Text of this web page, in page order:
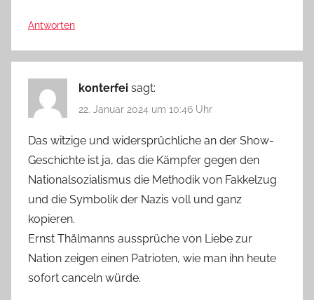
Antworten
konterfei sagt:
22. Januar 2024 um 10:46 Uhr
Das witzige und widersprüchliche an der Show-
Geschichte ist ja, das die Kämpfer gegen den
Nationalsozialismus die Methodik von Fakkelzug
und die Symbolik der Nazis voll und ganz
kopieren.
Ernst Thälmanns aussprüche von Liebe zur
Nation zeigen einen Patrioten, wie man ihn heute
sofort canceln würde.